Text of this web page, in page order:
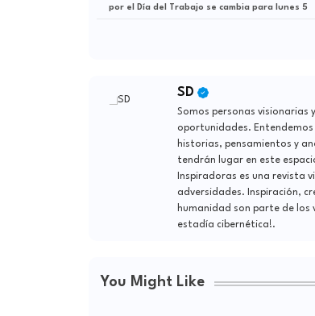
por el Día del Trabajo se cambia para lunes 5
SD
Somos personas visionarias
oportunidades.
historias, pensamientos y
tendrán lugar en este
Inspiradoras es una revista
adversidades. Inspiración,
humanidad son parte de
estadía cibernética!.
You Might Like